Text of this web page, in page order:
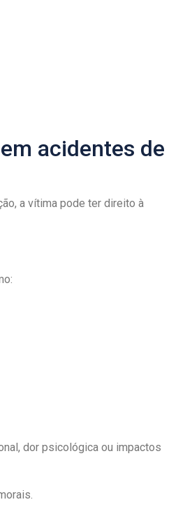
acidentes de
a vítima pode ter direito à
dor psicológica ou impactos